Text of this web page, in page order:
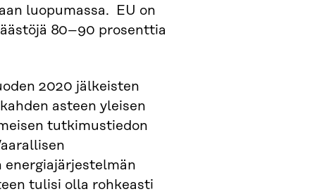
luopumassa. EU on
80–90 prosenttia
2020 jälkeisten
asteen yleisen
tutkimustiedon
energiajärjestelmän
tulisi olla rohkeasti